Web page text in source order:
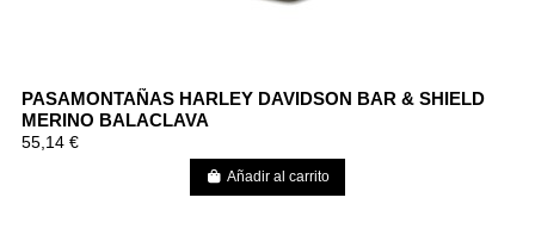
PASAMONTAÑAS HARLEY DAVIDSON BAR & SHIELD
MERINO BALACLAVA
55,14 €
Añadir al carrito